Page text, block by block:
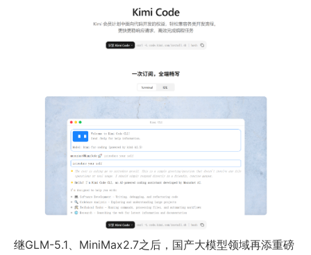
继GLM-5.1、MiniMax2.7之后，国产大模型领域再添重磅